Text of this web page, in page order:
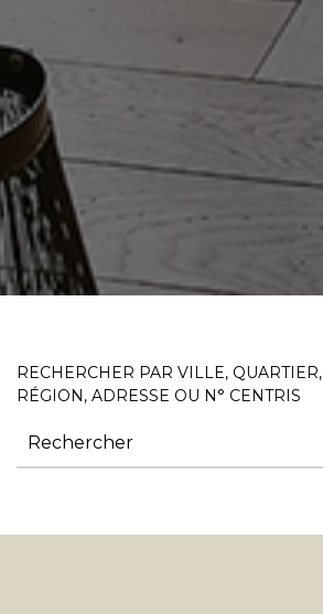
RECHERCHER PAR VILLE, QUARTIER,
RÉGION, ADRESSE OU N° CENTRIS